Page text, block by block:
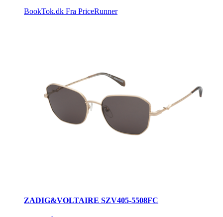
BookTok.dk Fra PriceRunner
ZADIG&VOLTAIRE SZV405-5508FC